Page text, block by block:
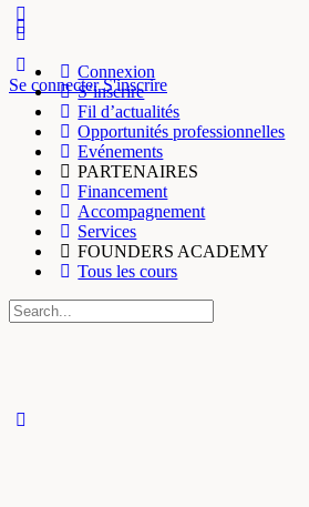
Se connecterS'inscrire
Connexion
S’inscrire
Fil d’actualités
Opportunités professionnelles
Evénements
PARTENAIRES
Financement
Accompagnement
Services
FOUNDERS ACADEMY
Tous les cours
Recherche
pour: